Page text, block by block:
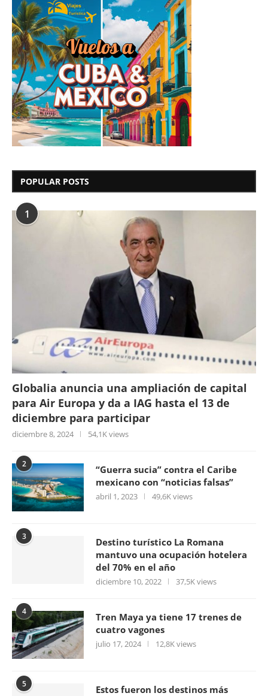
POPULAR POSTS
1
Globalia anuncia una ampliación de capital
para Air Europa y da a IAG hasta el 13 de
diciembre para participar
diciembre 8, 2024 54,1K views
2
“Guerra sucia” contra el Caribe
mexicano con “noticias falsas”
abril 1, 2023 49,6K views
3
Destino turístico La Romana
mantuvo una ocupación hotelera
del 70% en el año
diciembre 10, 2022 37,5K views
4
Tren Maya ya tiene 17 trenes de
cuatro vagones
julio 17, 2024 12,8K views
5
Estos fueron los destinos más